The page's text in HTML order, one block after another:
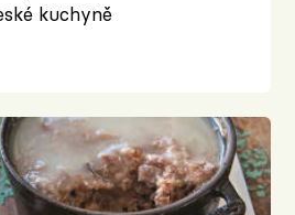
kuchyně